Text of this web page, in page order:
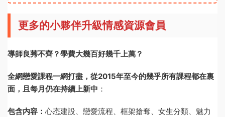
更多的小夥伴升級情感資源會員
導師良莠不齊？學費大幾百好幾千上萬？
全網戀愛課程一網打盡，從2015年至今的幾乎所有課程都在裏
面，且每月仍在持續上新中 ：
包含内容： 心态建設、戀愛流程、框架搶奪、女生分類、魅力